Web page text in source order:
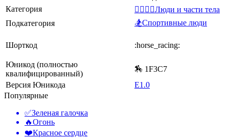
Категория
👩‍❤️‍💋‍👨Люди и части тела
Подкатегория
🏂Спортивные люди
Шорткод :horse_racing:
Юникод (полностью
квалифицированный)
🏇 1F3C7
Версия Юникода
E1.0
Популярные
✅Зеленая галочка
🔥Огонь
❤️Красное сердце